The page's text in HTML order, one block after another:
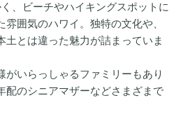
、ビーチやハイキングスポットに
雰囲気のハワイ。独特の文化や、
土とは違った魅力が詰まっていま
がいらっしゃるファミリーもあり
配のシニアマザーなどさまざまで